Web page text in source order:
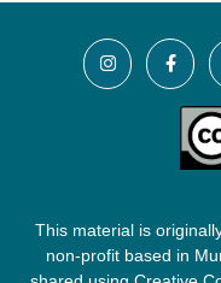
This material is
non-profit based in